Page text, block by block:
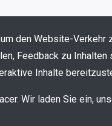
den Website-Verkehr
Feedback zu Inhalten
Inhalte
Wir laden Sie ein,